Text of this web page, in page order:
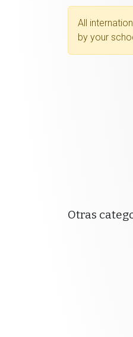
All
by your
Otras